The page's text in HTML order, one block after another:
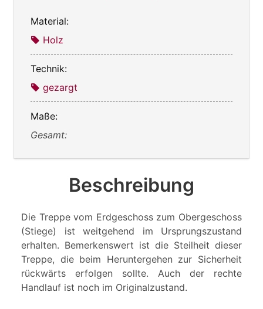
Material:
Holz
Technik:
gezargt
Maße:
Gesamt:
Beschreibung
Die Treppe vom Erdgeschoss zum Obergeschoss
(Stiege) ist weitgehend im Ursprungszustand
erhalten. Bemerkenswert ist die Steilheit dieser
Treppe, die beim Heruntergehen zur Sicherheit
rückwärts erfolgen sollte. Auch der rechte
Handlauf ist noch im Originalzustand.